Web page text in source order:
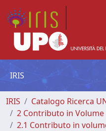
IRIS
IRIS
Catalogo Ricerca
2 Contributo in Volume
2.1 Contributo in